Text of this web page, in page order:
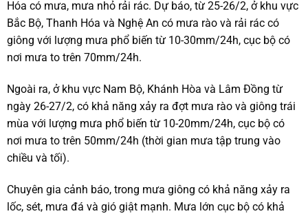
Hóa có mưa, mưa nhỏ rải rác. Dự báo, từ 25-26/2, ở khu vực
Bắc Bộ, Thanh Hóa và Nghệ An có mưa rào và rải rác có
giông với lượng mưa phổ biến từ 10-30mm/24h, cục bộ có
nơi mưa to trên 70mm/24h.
Ngoài ra, ở khu vực Nam Bộ, Khánh Hòa và Lâm Đồng từ
ngày 26-27/2, có khả năng xảy ra đợt mưa rào và giông trái
mùa với lượng mưa phổ biến từ 10-20mm/24h, cục bộ có
nơi mưa to trên 50mm/24h (thời gian mưa tập trung vào
chiều và tối).
Chuyên gia cảnh báo, trong mưa giông có khả năng xảy ra
lốc, sét, mưa đá và gió giật mạnh. Mưa lớn cục bộ có khả